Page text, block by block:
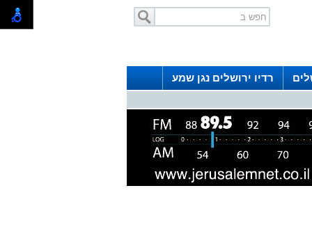
רדיו ירושלים נגן שמע